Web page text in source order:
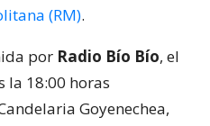
(RM).
por Radio Bío Bío, el
la 18:00 horas
Goyenechea,